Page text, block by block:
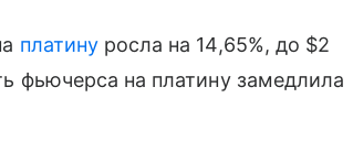
платинуросла на 14,65%, до $2
фьючерса на платину замедлила